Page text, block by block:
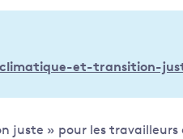
Air
et-transition-
juste » pour les travailleurs